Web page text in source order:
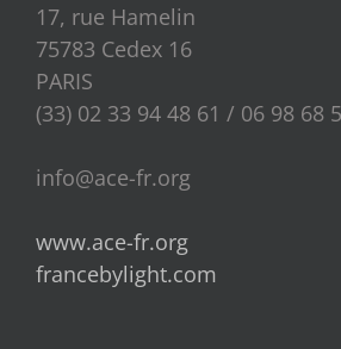
17, rue Hamelin
75783 Cedex 16
PARIS
(33) 02 33 94 48 61 / 06 98 68
info@ace-fr.org
www.ace-fr.org
francebylight.com